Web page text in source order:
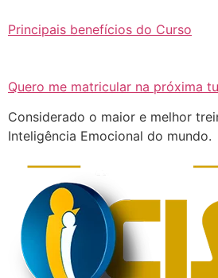
Principais benefícios do Curso
Quero me matricular na próxima
Considerado o maior e melhor
Inteligência Emocional do mundo.